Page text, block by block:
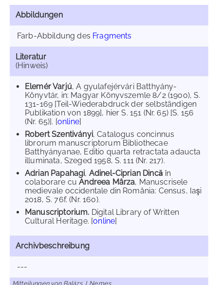
Abbildungen
Farb-Abbildung des Fragments
Literatur
(Hinweis)
Elemér Varjú, A gyulafejérvári Batthyány-
Könyvtár, in: Magyar Könyvszemle 8/2 (1900), S.
131-169 [Teil-Wiederabdruck der selbständigen
Publikation von 1899], hier S. 151 (Nr. 65) [S. 156
(Nr. 65)]. [online]
Robert Szentiványi, Catalogus concinnus
librorum manuscriptorum Bibliothecae
Batthyányanae, Editio quarta retractata adaucta
illuminata, Szeged 1958, S. 111 (Nr. 217).
Adrian Papahagi, Adinel-Ciprian Dincăîn
colaborare cuAndreea Mârza, Manuscrisele
medievale occidentale din România: Census, Iaşi
2018, S. 76f. (Nr. 160).
Manuscriptorium. Digital Library of Written
Cultural Heritage. [online]
Archivbeschreibung
---
Mitteilungen von Balázs J. Nemes